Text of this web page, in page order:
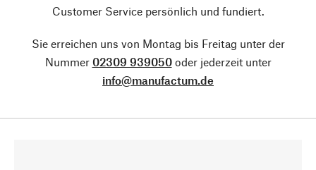
Customer Service persönlich und fundiert.
Sie erreichen uns von Montag bis Freitag unter der
Nummer 02309 939050oder jederzeit unter
info@manufactum.de